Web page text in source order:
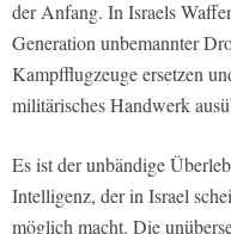
der Anfang. In Israels
Generation unbemannter
Kampfflugzeuge ersetzen
militärisches Handwerk
Es ist der unbändige
Intelligenz, der in Israel
möglich macht. Die